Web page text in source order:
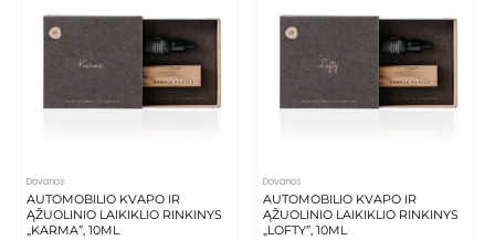
Dovanos
AUTOMOBILIO KVAPO IR
ĄŽUOLINIO LAIKIKLIO RINKINYS
„KARMA”, 10ML
Dovanos
AUTOMOBILIO KVAPO IR
ĄŽUOLINIO LAIKIKLIO RINKINYS
„LOFTY”, 10ML